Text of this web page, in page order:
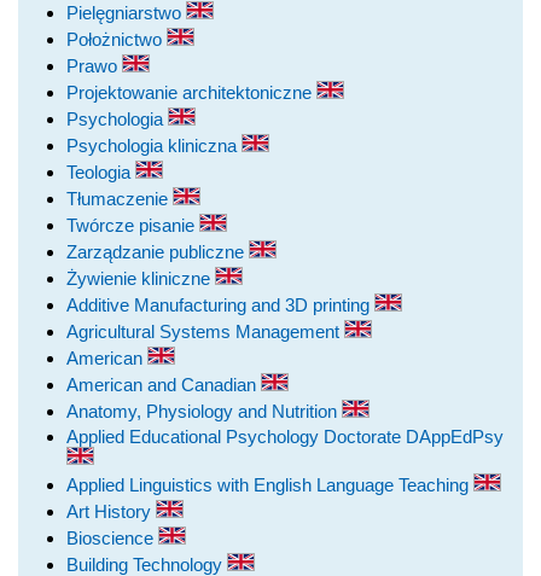
Pielęgniarstwo
Położnictwo
Prawo
Projektowanie architektoniczne
Psychologia
Psychologia kliniczna
Teologia
Tłumaczenie
Twórcze pisanie
Zarządzanie publiczne
Żywienie kliniczne
Additive Manufacturing and 3D printing
Agricultural Systems Management
American
American and Canadian
Anatomy, Physiology and Nutrition
Applied Educational Psychology Doctorate DAppEdPsy
Applied Linguistics with English Language Teaching
Art History
Bioscience
Building Technology